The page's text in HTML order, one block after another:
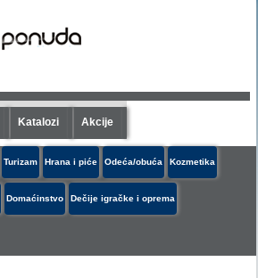
Katalozi Akcije
Turizam Hrana i piće Odeća/obuća Kozmetika
Domaćinstvo Dečije igračke i oprema